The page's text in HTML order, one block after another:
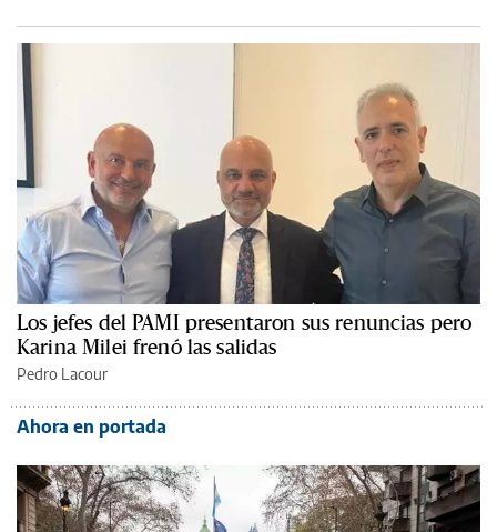
Los jefes del PAMI presentaron sus renuncias pero
Karina Milei frenó las salidas
Pedro Lacour
Ahora en portada